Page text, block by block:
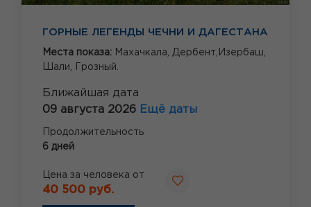
ГОРНЫЕ ЛЕГЕНДЫ ЧЕЧНИ И ДАГЕСТАНА
Места показа: Махачкала, Дербент,Изербаш,
Шали,
Грозный.
Ближайшая дата
09 августа 2026 Ещё даты
Продолжительность
6 дней
Цена за человека от
40 500 руб.